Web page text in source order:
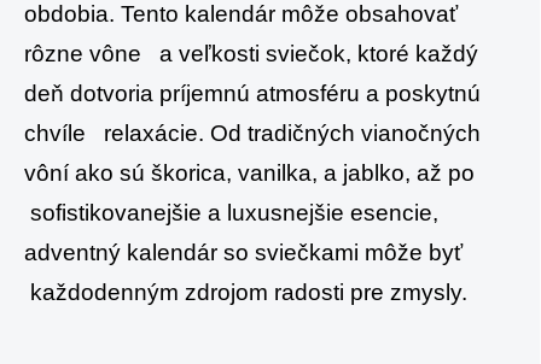
obdobia. Tento kalendár môže obsahovať
rôzne vône a veľkosti sviečok, ktoré každý
deň dotvoria príjemnú atmosféru a poskytnú
chvíle relaxácie. Od tradičných vianočných
vôní ako sú škorica, vanilka, a jablko, až po
sofistikovanejšie a luxusnejšie esencie,
adventný kalendár so sviečkami môže byť
každodenným zdrojom radosti pre zmysly.